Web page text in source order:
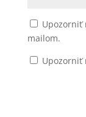
Upozorniť
mailom.
Upozorniť